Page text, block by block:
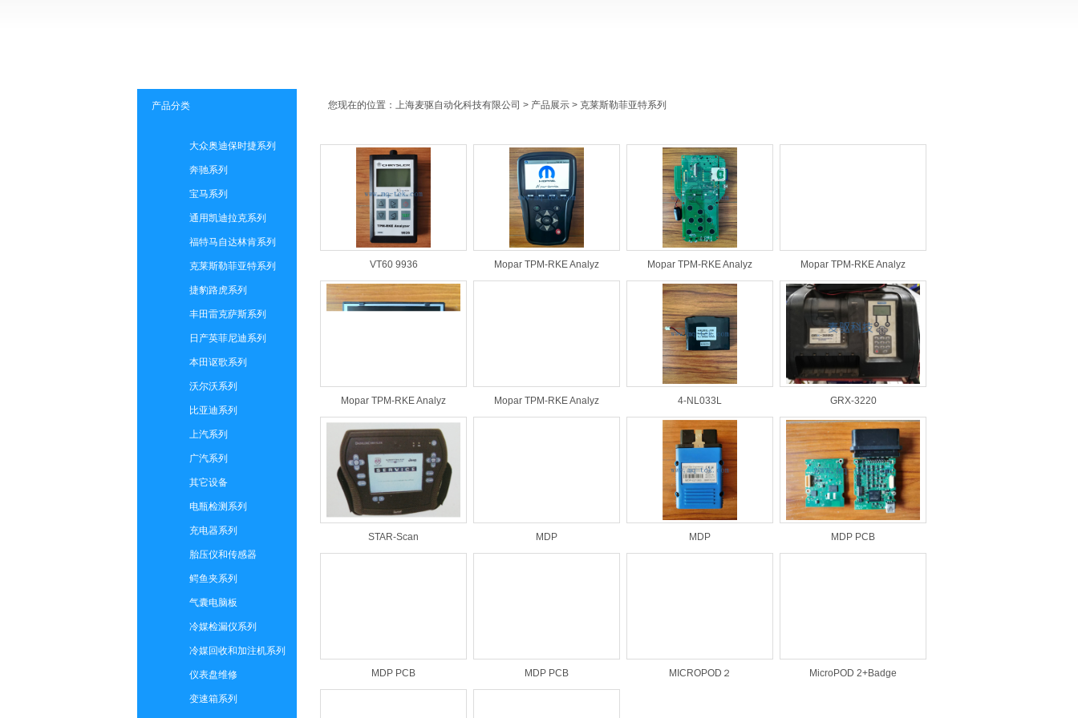
您现在的位置： 上海麦驱自动化科技有限公司 > 产品展示 > 克莱斯勒菲亚特系列
产品分类
大众奥迪保时捷系列
奔驰系列
宝马系列
通用凯迪拉克系列
福特马自达林肯系列
克莱斯勒菲亚特系列
捷豹路虎系列
丰田雷克萨斯系列
日产英菲尼迪系列
本田讴歌系列
沃尔沃系列
比亚迪系列
上汽系列
广汽系列
其它设备
电瓶检测系列
充电器系列
胎压仪和传感器
鳄鱼夹系列
气囊电脑板
冷媒检漏仪系列
冷媒回收和加注机系列
仪表盘维修
变速箱系列
VT60 9936 Mopar TPM-RKE Analyz Mopar TPM-RKE Analyz Mopar TPM-RKE Analyz
Mopar TPM-RKE Analyz Mopar TPM-RKE Analyz 4-NL033L GRX-3220
STAR-Scan MDP MDP MDP PCB
MDP PCB MDP PCB MICROPOD２ MicroPOD 2+Badge